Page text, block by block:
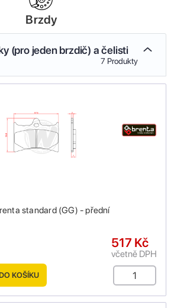
Brzdy
(pro jeden brzdič) a čelisti
7 Produkty
standard (GG) - přední
517 Kč
včetně DPH
KOŠÍKU